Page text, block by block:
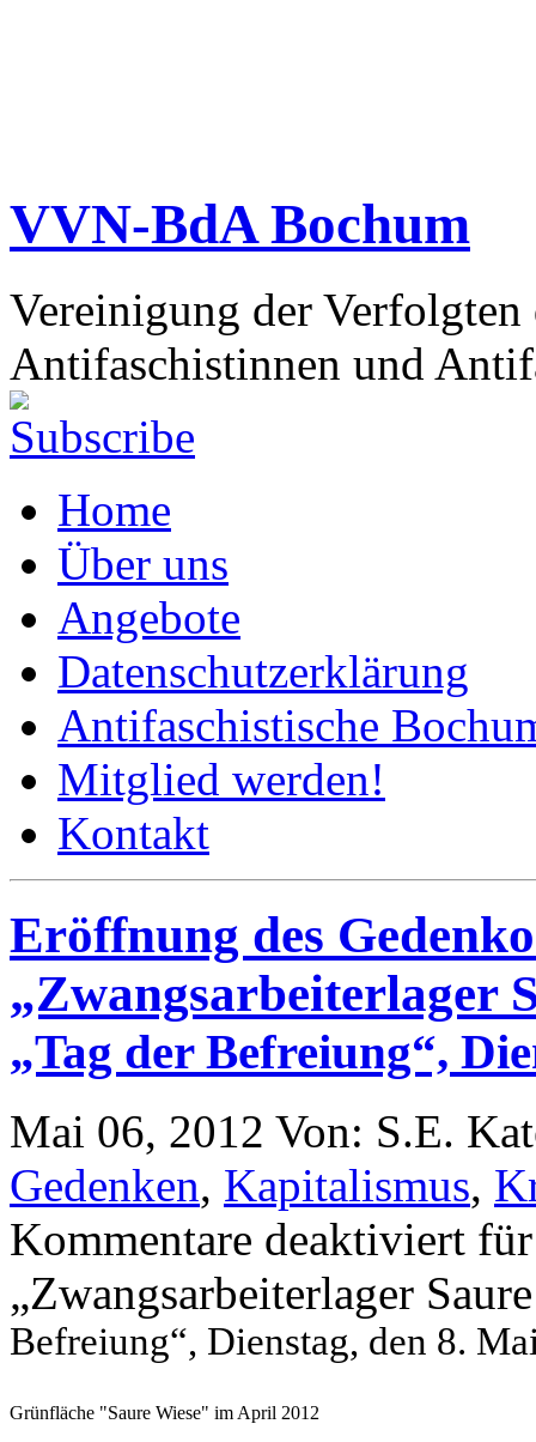
VVN-BdA Bochum
Vereinigung der
Antifaschistinnen und
Home
Über uns
Angebote
Datenschutzerklärung
Antifaschistische
Mitglied werden!
Kontakt
Eröffnung des
„Zwangsarbeiterlager
„Tag der Befreiung“,
Mai 06, 2012 Von: S.E.
Gedenken, Kapitalismus,
Kommentare deaktiviert
„Zwangsarbeiterlager
Befreiung“, Dienstag, den 8.
Grünfläche "Saure Wiese" im April 2012